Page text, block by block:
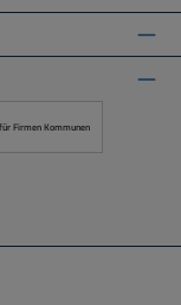
PayPal
Firmen Kommunen